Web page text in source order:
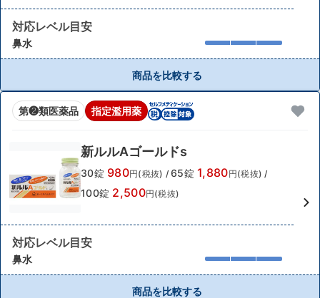
対応レベル目安
鼻水
商品を比較する
第❷類医薬品 指定濫用薬
新ルルAゴールドs
30錠 980円(税抜) / 65錠 1,880円(税抜) /
100錠 2,500円(税抜)
対応レベル目安
鼻水
商品を比較する